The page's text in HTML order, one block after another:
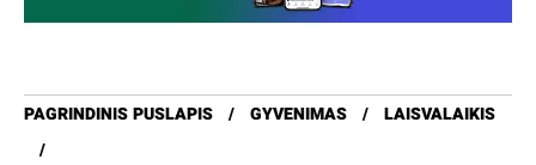
PAGRINDINIS PUSLAPIS GYVENIMAS LAISVALAIKIS